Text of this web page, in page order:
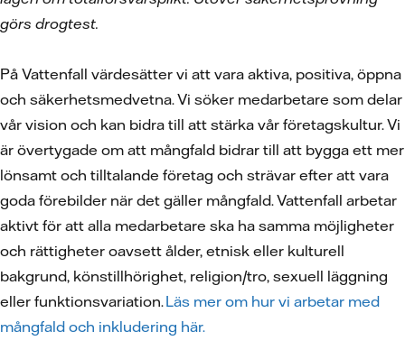
görs drogtest.
På Vattenfall värdesätter vi att vara aktiva, positiva, öppna
och säkerhetsmedvetna. Vi söker medarbetare som delar
vår vision och kan bidra till att stärka vår företagskultur. Vi
är övertygade om att mångfald bidrar till att bygga ett mer
lönsamt och tilltalande företag och strävar efter att vara
goda förebilder när det gäller mångfald. Vattenfall arbetar
aktivt för att alla medarbetare ska ha samma möjligheter
och rättigheter oavsett ålder, etnisk eller kulturell
bakgrund, könstillhörighet, religion/tro, sexuell läggning
eller funktionsvariation.Läs mer om hur vi arbetar med
mångfald och inkludering här.